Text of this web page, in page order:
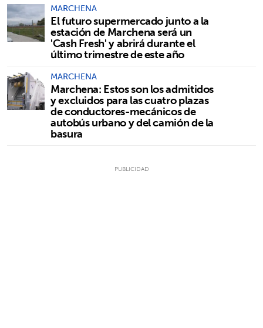
MARCHENA
El futuro supermercado junto a la
estación de Marchena será un
'Cash Fresh' y abrirá durante el
último trimestre de este año
MARCHENA
Marchena: Estos son los admitidos
y excluidos para las cuatro plazas
de conductores-mecánicos de
autobús urbano y del camión de la
basura